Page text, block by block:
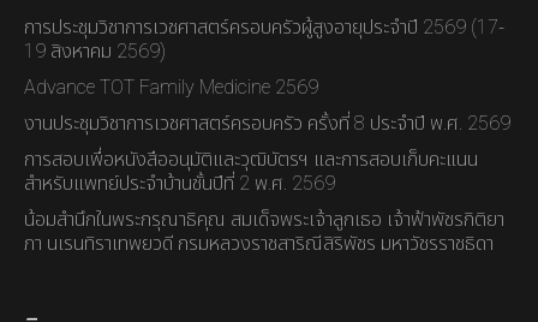
การประชุมวิชาการเวชศาสตร์ครอบครัวผู้สูงอายุประจำปี 2569 (17-
19 สิงหาคม 2569)
Advance TOT Family Medicine 2569
งานประชุมวิชาการเวชศาสตร์ครอบครัว ครั้งที่ 8 ประจำปี พ.ศ. 2569
การสอบเพื่อหนังสืออนุมัติและวุฒิบัตรฯ และการสอบเก็บคะแนน
สำหรับแพทย์ประจำบ้านชั้นปีที่ 2 พ.ศ. 2569
น้อมสำนึกในพระกรุณาธิคุณ สมเด็จพระเจ้าลูกเธอ เจ้าฟ้าพัชรกิติยา
ภา นเรนทิราเทพยวดี กรมหลวงราชสาริณีสิริพัชร มหาวัชรราชธิดา